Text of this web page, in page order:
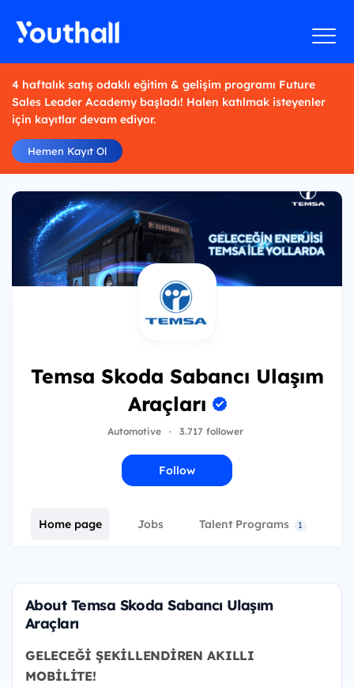
4 haftalık satış odaklı eğitim & gelişim programı Future
Sales Leader Academy başladı! Halen katılmak isteyenler
için kayıtlar devam ediyor.
Hemen Kayıt Ol
Temsa Skoda Sabancı Ulaşım
Araçları
Automotive · 3.717 follower
Follow
Home page Jobs Talent Programs 1
About Temsa Skoda Sabancı Ulaşım
Araçları
GELECEĞİ ŞEKİLLENDİREN AKILLI
MOBİLİTE!